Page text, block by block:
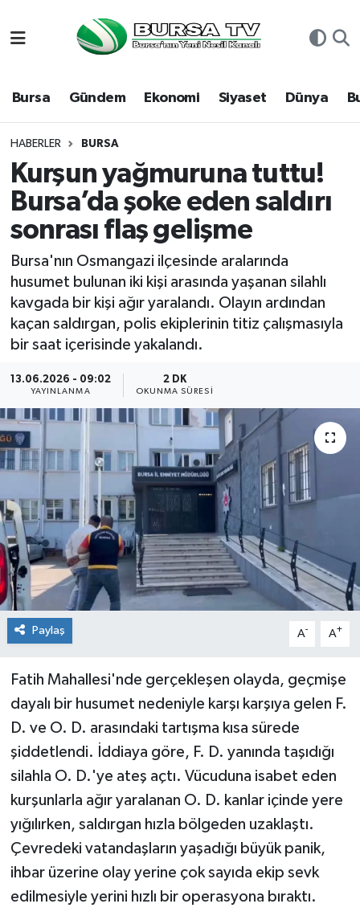
Bursa Gündem Ekonomi Siyaset Dünya
HABERLER BURSA
Kurşun yağmuruna tuttu!
Bursa’da şoke eden saldırı
sonrası flaş gelişme
Bursa'nın Osmangazi ilçesinde aralarında
husumet bulunan iki kişi arasında yaşanan silahlı
kavgada bir kişi ağır yaralandı. Olayın ardından
kaçan saldırgan, polis ekiplerinin titiz çalışmasıyla
bir saat içerisinde yakalandı.
13.06.2026 - 09:02
YAYINLANMA
2 DK
OKUNMA SÜRESI
Paylaş A- A+
Fatih Mahallesi'nde gerçekleşen olayda, geçmişe
dayalı bir husumet nedeniyle karşı karşıya gelen F.
D. ve O. D. arasındaki tartışma kısa sürede
şiddetlendi. İddiaya göre, F. D. yanında taşıdığı
silahla O. D.'ye ateş açtı. Vücuduna isabet eden
kurşunlarla ağır yaralanan O. D. kanlar içinde yere
yığılırken, saldırgan hızla bölgeden uzaklaştı.
Çevredeki vatandaşların yaşadığı büyük panik,
ihbar üzerine olay yerine çok sayıda ekip sevk
edilmesiyle yerini hızlı bir operasyona bıraktı.
Bursa
Dünya
Eğitim
Ekonomi
Genel
Gündem
Magazin
Sağlık
Spor
Teknoloji
Türkiye
Hava Durumu
Namaz Vakitleri
Trafik Durumu
Süper Lig Puan Durumu ve Fikstür
Tüm Manşetler
Son Dakika Haberleri
Haber Arşivi